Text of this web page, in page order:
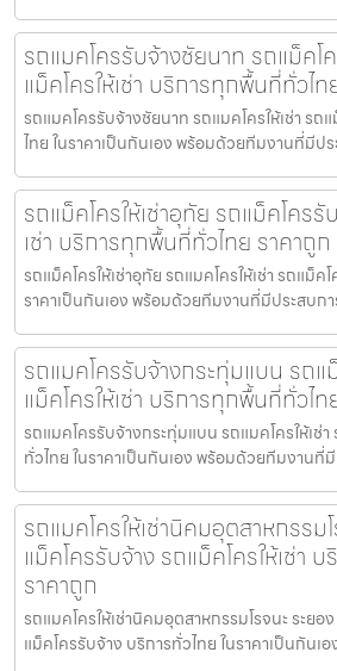
รถแมคโครรับจ้างชัยนาท รถแม็คโ
แม็คโครให้เช่า บริการทุกพื้นที่ทั่วไ
รถแมคโครรับจ้างชัยนาท รถแมคโครให้เช่า รถ
ไทย ในราคาเป็นกันเอง พร้อมด้วยทีมงานที่มีป
รถแม็คโครให้เช่าอุทัย รถแม็คโครรั
เช่า บริการทุกพื้นที่ทั่วไทย ราคาถูก
รถแม็คโครให้เช่าอุทัย รถแมคโครให้เช่า รถแม็ค
ราคาเป็นกันเอง พร้อมด้วยทีมงานที่มีประสบก
รถแมคโครรับจ้างกระทุ่มแบน รถแ
แม็คโครให้เช่า บริการทุกพื้นที่ทั่วไ
รถแมคโครรับจ้างกระทุ่มแบน รถแมคโครให้เช่
ทั่วไทย ในราคาเป็นกันเอง พร้อมด้วยทีมงานที่
รถแมคโครให้เช่านิคมอุตสาหกรรม
แม็คโครรับจ้าง รถแม็คโครให้เช่า
ราคาถูก
รถแมคโครให้เช่านิคมอุตสาหกรรมโรจนะ ระยอ
แม็คโครรับจ้าง บริการทั่วไทย ในราคาเป็นกัน